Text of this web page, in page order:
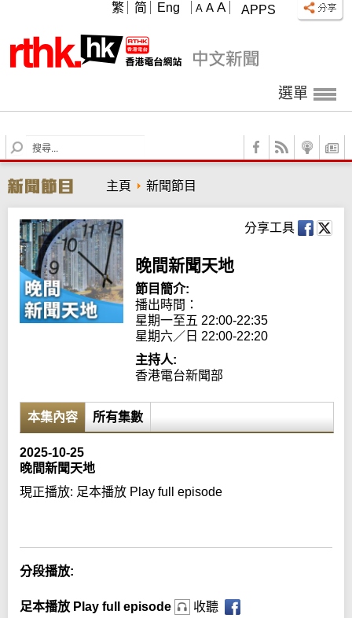
APPS
A A A
繁 简 Eng
選單
S
e
r
c
h
主頁 新聞節目
分享工具
晚間新聞天地
節目簡介:
播出時間：
星期一至五 22:00-22:35
星期六／日 22:00-22:20
主持人:
香港電台新聞部
本集內容 所有集數
2025-10-25
晚間新聞天地
現正播放: 足本播放 Play full episode
分段播放:
足本播放 Play full episode 收聽